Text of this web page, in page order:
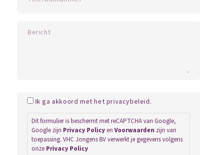
Ik ga akkoord met het privacybeleid.
Dit formulier is beschermt met reCAPTCHA van Google,
Google zijn Privacy Policyen Voorwaarden zijn van
toepassing. VHC Jongens BV verwerkt je gegevens volgens
onze Privacy Policy